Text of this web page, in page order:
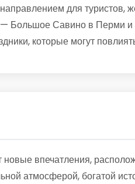
для туристов,
Савино в Перми и
которые могут
впечатления,
атмосферой, богатой